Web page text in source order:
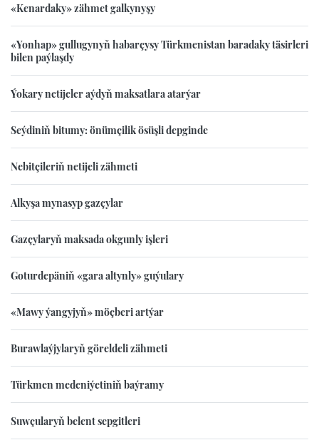
«Kenardaky» zähmet galkynyşy
«Yonhap» gullugynyň habarçysy Türkmenistan baradaky täsirleri
bilen paýlaşdy
Ýokary netijeler aýdyň maksatlara atarýar
Seýdiniň bitumy: önümçilik ösüşli depginde
Nebitçileriň netijeli zähmeti
Alkyşa mynasyp gazçylar
Gazçylaryň maksada okgunly işleri
Goturdepäniň «gara altynly» guýulary
«Mawy ýangyjyň» möçberi artýar
Burawlaýjylaryň göreldeli zähmeti
Türkmen medeniýetiniň baýramy
Suwçularyň belent sepgitleri